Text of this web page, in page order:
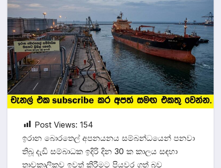
Post Views: 154
ඉරාන බොරතෙල් අපනයනය සම්බන්ධයෙන් පනවා
තිබූ දැඩි සම්බාධක ඉදිරි දින 30 ක කාලය සඳහා
තාවකාලිකව ඉවත් කිරීමට පියවර ගත් බව